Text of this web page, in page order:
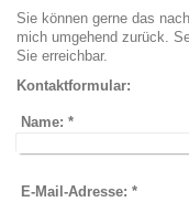
Sie können gerne das
mich umgehend zurück.
Sie erreichbar.
Kontaktformular:
Name: *
E-Mail-Adresse: *